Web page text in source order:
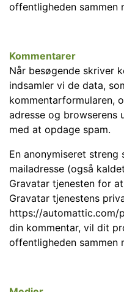
offentligheden sammen
Kommentarer
Når besøgende skriver
indsamler vi de data,
kommentarformularen,
adresse og
med at opdage spam.
En anonymiseret
mailadresse (også
Gravatar tjenesten for
Gravatar tjenestens
https://automattic.com/
din kommentar, vil dit
offentligheden sammen